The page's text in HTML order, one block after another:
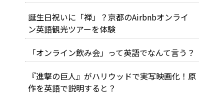
誕生日祝いに「禅」？京都のAirbnbオンライ
ン英語観光ツアーを体験
「オンライン飲み会」って英語でなんて言う？
『進撃の巨人』がハリウッドで実写映画化！原
作を英語で説明すると？